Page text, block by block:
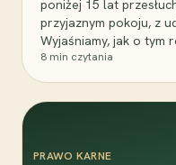
poniżej 15 lat
przyjaznym pokoju, z
Wyjaśniamy, jak o tym
8 min czytania
PRAWO KARNE